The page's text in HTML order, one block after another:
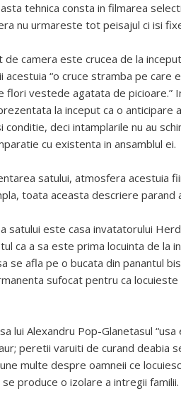
tehnica consta in filmarea
nu urmareste tot peisajul ci isi
de camera este crucea de la
“o cruce stramba pe care
flori vestede agatata de picioare.”
la inceput ca o anticipare
conditie, deci intamplarile nu au
cu existenta in ansamblul ei.
satului, atmosfera acestuia
toata aceasta descriere parand
satului este casa invatatorului
ca a sa este prima locuinta de la
se afla pe o bucata din panantul
sufocat pentru ca
lui Alexandru Pop-Glanetasul
peretii varuiti de curand deabia
multe despre oamneii ce
produce o izolare a intregii familii.